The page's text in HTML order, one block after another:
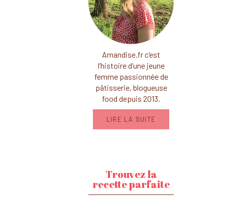
Amandise.fr c’est
l’histoire d’une jeune
femme passionnée de
pâtisserie, blogueuse
food depuis 2013.
LIRE LA SUITE
Trouvez la
recette parfaite